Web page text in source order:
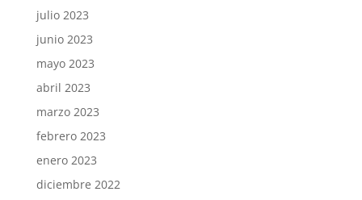
julio 2023
junio 2023
mayo 2023
abril 2023
marzo 2023
febrero 2023
enero 2023
diciembre 2022